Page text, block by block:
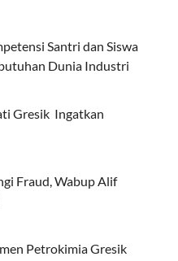
Santri dan Siswa
Dunia Industri
Gresik Ingatkan
Fraud, Wabup Alif
Petrokimia Gresik